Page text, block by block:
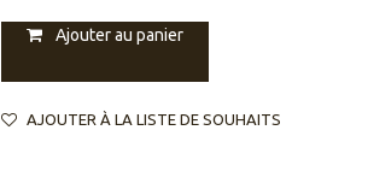
Ajouter au panier
AJOUTER À LA LISTE DE SOUHAITS